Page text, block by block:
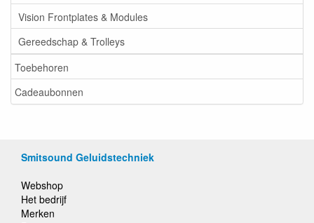
Vision Frontplates & Modules
Gereedschap & Trolleys
Toebehoren
Cadeaubonnen
Smitsound Geluidstechniek
Webshop
Het bedrijf
Merken